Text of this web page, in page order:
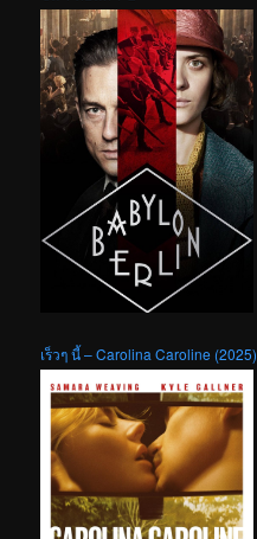
เร็วๆ นี้ – Carolina Caroline (2025)